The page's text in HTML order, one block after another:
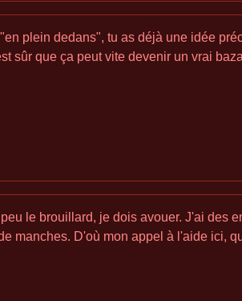
plein dedans", tu as déjà une idée
sûr que ça peut vite devenir un vrai
le brouillard, je dois avouer. J'ai des
manches. D'où mon appel à l'aide ici,